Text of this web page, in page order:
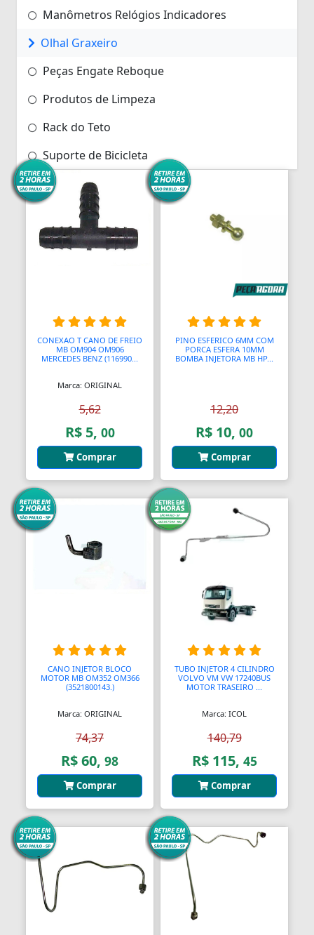
Manômetros Relógios Indicadores
Olhal Graxeiro
Peças Engate Reboque
Produtos de Limpeza
Rack do Teto
Suporte de Bicicleta
CONEXAO T CANO DE FREIO
MB OM904 OM906
MERCEDES BENZ (116990...
Marca: ORIGINAL
5,62
R$ 5, 00
Comprar
PINO ESFERICO 6MM COM
PORCA ESFERA 10MM
BOMBA INJETORA MB HP...
12,20
R$ 10, 00
Comprar
CANO INJETOR BLOCO
MOTOR MB OM352 OM366
(3521800143.)
Marca: ORIGINAL
74,37
R$ 60, 98
Comprar
TUBO INJETOR 4 CILINDRO
VOLVO VM VW 17240BUS
MOTOR TRASEIRO ...
Marca: ICOL
140,79
R$ 115, 45
Comprar